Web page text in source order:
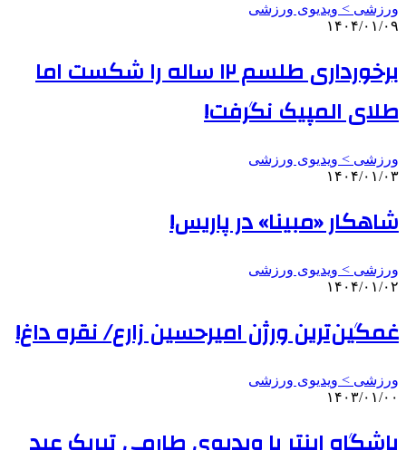
ورزشی > ویدیوی ورزشی
۱۴۰۴/۰۱/۰۹
برخورداری طلسم ۱۲ ساله را شکست اما
طلای المپیک نگرفت!
ورزشی > ویدیوی ورزشی
۱۴۰۴/۰۱/۰۳
شاهکار «مبینا» در پاریس!
ورزشی > ویدیوی ورزشی
۱۴۰۴/۰۱/۰۲
غمگین‌ترین ورژن امیرحسین زارع/ نقره داغ!
ورزشی > ویدیوی ورزشی
۱۴۰۳/۰۱/۰۰